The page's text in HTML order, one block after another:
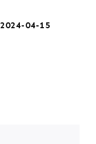
2024-04-15